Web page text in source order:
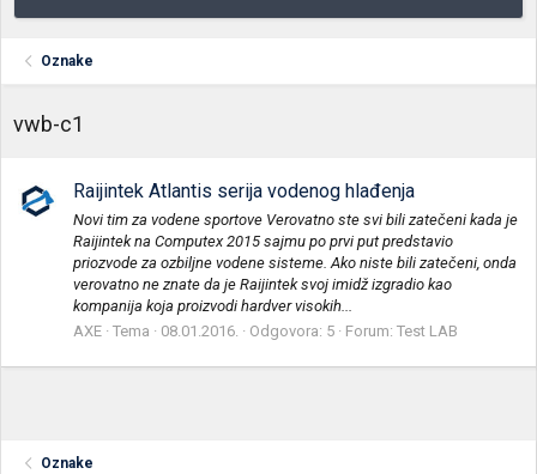
Oznake
vwb-c1
Raijintek Atlantis serija vodenog hlađenja
Novi tim za vodene sportove Verovatno ste svi bili zatečeni kada je
Raijintek na Computex 2015 sajmu po prvi put predstavio
priozvode za ozbiljne vodene sisteme. Ako niste bili zatečeni, onda
verovatno ne znate da je Raijintek svoj imidž izgradio kao
kompanija koja proizvodi hardver visokih...
AXE Tema 08.01.2016. Odgovora: 5 Forum: Test LAB
Oznake